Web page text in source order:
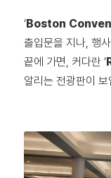
‘Boston
출입문을 지나, 행
끝에 가면, 커다란 ‘
알리는 전광판이 보